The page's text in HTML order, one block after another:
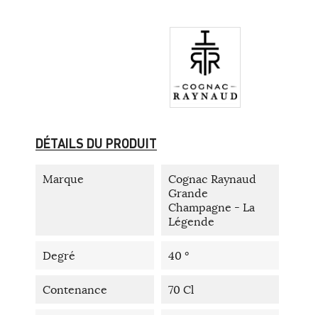
DÉTAILS DU PRODUIT
Marque
Cognac Raynaud
Grande
Champagne - La
Légende
Degré 40 °
Contenance 70 Cl